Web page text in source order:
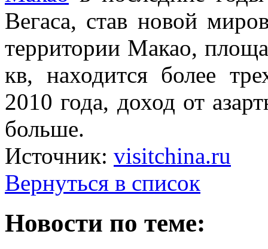
Вегаса, став новой
территории Макао,
кв, находится более
2010 года, доход от
больше.
Источник: visitchina.ru
Вернуться в список
Новости по теме: